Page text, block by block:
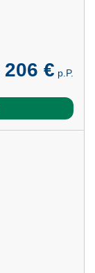
206 € p.P.